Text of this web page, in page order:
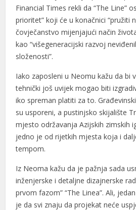
Financial Times rekli da “The Line”
prioritet” koji će u konačnici “pružiti
čovječanstvo mijenjajući način
kao “višegeneracijski razvoj
složenosti”.
Iako zaposleni u Neomu kažu da bi
tehnički još uvijek mogao biti
iko spreman platiti za to.
su usporeni, a pustinjsko skijalište
mjesto održavanja Azijskih zimskih
jedno je od rijetkih mjesta koja i
tempom.
Iz Neoma kažu da je pažnja sada
inženjerske i detaljne dizajnerske
prvom fazom” “The Linea”. Ali,
je da svi znaju da projekat neće